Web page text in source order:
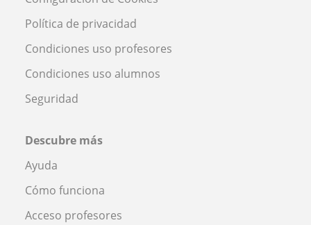
Política de privacidad
Condiciones uso profesores
Condiciones uso alumnos
Seguridad
Descubre más
Ayuda
Cómo funciona
Acceso profesores